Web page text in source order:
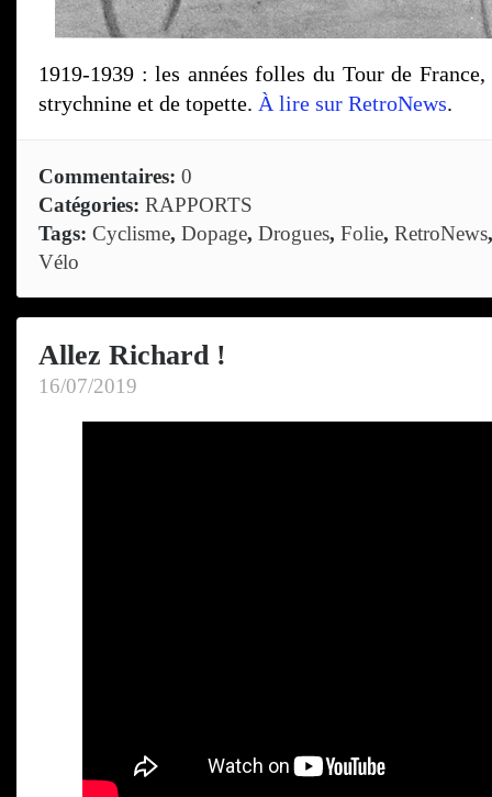
1919-1939 : les années folles du Tour de France,
strychnine et de topette. À lire sur RetroNews.
Commentaires: 0
Catégories: RAPPORTS
Tags: Cyclisme, Dopage, Drogues, Folie, RetroNews
Vélo
Allez Richard !
16/07/2019